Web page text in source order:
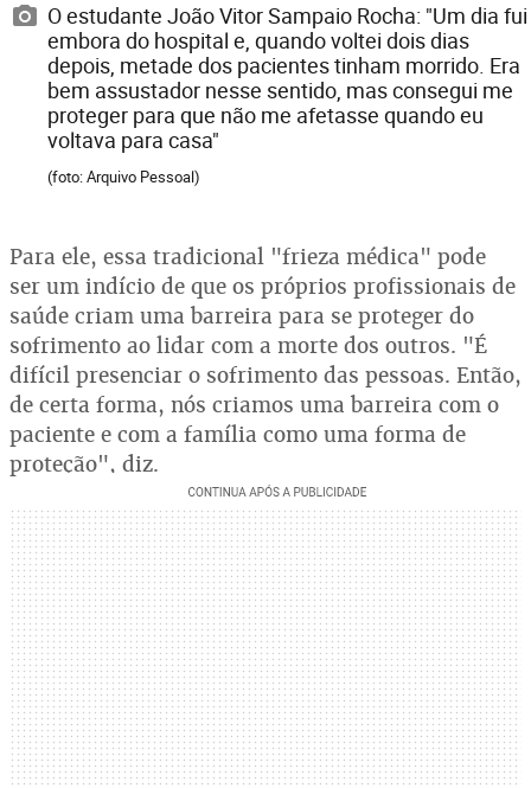
O estudante João Vitor Sampaio Rocha: "Um dia fui
embora do hospital e, quando voltei dois dias
depois, metade dos pacientes tinham morrido. Era
bem assustador nesse sentido, mas consegui me
proteger para que não me afetasse quando eu
voltava para casa"
(foto: Arquivo Pessoal)
Para ele, essa tradicional "frieza médica" pode
ser um indício de que os próprios profissionais de
saúde criam uma barreira para se proteger do
sofrimento ao lidar com a morte dos outros. "É
difícil presenciar o sofrimento das pessoas. Então,
de certa forma, nós criamos uma barreira com o
paciente e com a família como uma forma de
proteção", diz.